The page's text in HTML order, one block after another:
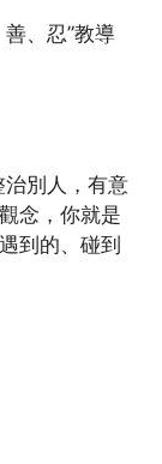
、忍”教導
別人，有意
念，你就是
到的、碰到